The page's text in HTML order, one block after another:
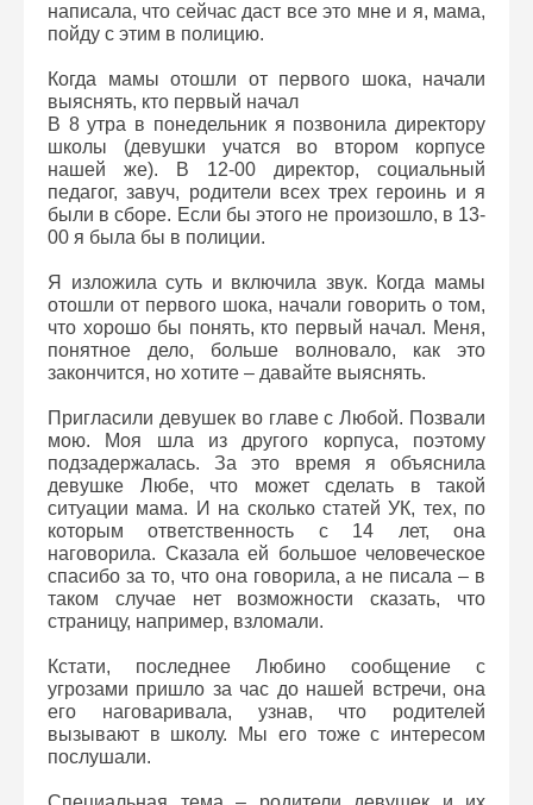
написала, что сейчас даст все это мне и я, мама,
пойду с этим в полицию.
Когда мамы отошли от первого шока, начали
выяснять, кто первый начал
В 8 утра в понедельник я позвонила директору
школы (девушки учатся во втором корпусе
нашей же). В 12-00 директор, социальный
педагог, завуч, родители всех трех героинь и я
были в сборе. Если бы этого не произошло, в 13-
00 я была бы в полиции.
Я изложила суть и включила звук. Когда мамы
отошли от первого шока, начали говорить о том,
что хорошо бы понять, кто первый начал. Меня,
понятное дело, больше волновало, как это
закончится, но хотите – давайте выяснять.
Пригласили девушек во главе с Любой. Позвали
мою. Моя шла из другого корпуса, поэтому
подзадержалась. За это время я объяснила
девушке Любе, что может сделать в такой
ситуации мама. И на сколько статей УК, тех, по
которым ответственность с 14 лет, она
наговорила. Сказала ей большое человеческое
спасибо за то, что она говорила, а не писала – в
таком случае нет возможности сказать, что
страницу, например, взломали.
Кстати, последнее Любино сообщение с
угрозами пришло за час до нашей встречи, она
его наговаривала, узнав, что родителей
вызывают в школу. Мы его тоже с интересом
послушали.